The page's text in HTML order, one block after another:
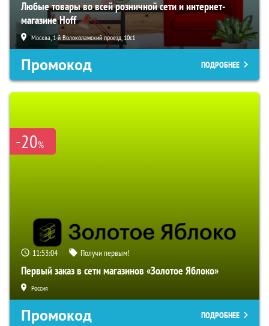
Любые товары во всей розничной сети и интернет-
магазине Hoff
Москва, 1-й Волоколамский проезд, 10с1
Промокод ПОДРОБНЕЕ
-20%
11:53:03 Получи первым!
Первый заказ в сети магазинов «Золотое Яблоко»
Россия
Промокод ПОДРОБНЕЕ